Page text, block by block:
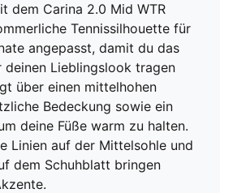
dem Carina 2.0 Mid WTR
Tennissilhouette für
angepasst, damit du das
deinen Lieblingslook tragen
über einen mittelhohen
Bedeckung sowie ein
deine Füße warm zu halten.
Linien auf der Mittelsohle und
dem Schuhblatt bringen